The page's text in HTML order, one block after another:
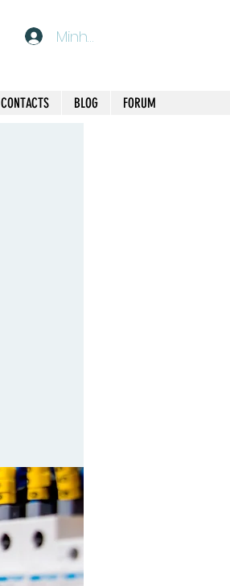
Minha Conta
CONTACTS BLOG FORUM